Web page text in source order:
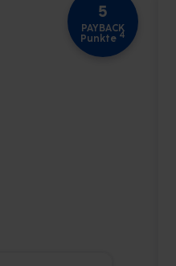
5
PAYBACK
Punkte 4